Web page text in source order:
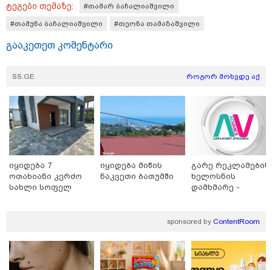
რომელ ქვეყნებშია ბენზინი ყველაზე ძვირი და
ტეგები თემაზე: #თამარ ბაჩალიაშვილი
#თამუნა ბაჩალიაშვილი #თეონა თამაზაშვილი
გააკეთეთ კომენტარი
SS.GE როგორ მოხვდე აქ
იყიდება 7
ოთახიანი კერძო
სახლი სოფელ
იყიდება მიწის
ნაკვეთი ბათუმში
გარე რეკლამების
ხელოსნის
დამხმარე -
sponsored by ContentRoom